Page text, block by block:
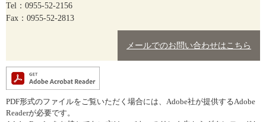
Tel：0955-52-2156
Fax：0955-52-2813
メールでのお問い合わせはこちら
PDF形式のファイルをご覧いただく場合には、Adobe社が提供するAdobe
Readerが必要です。